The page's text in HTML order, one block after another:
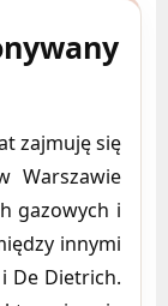
zajmuję się
Warszawie
gazowych i
innymi
De Dietrich.